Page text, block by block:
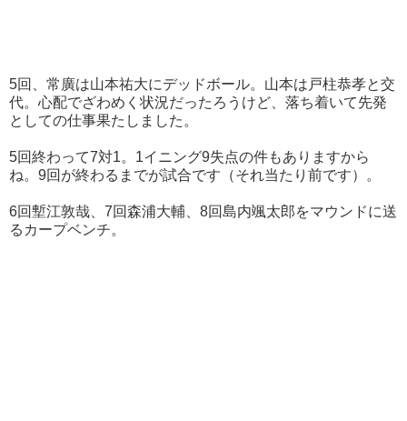
5回、常廣は山本祐大にデッドボール。山本は戸柱恭孝と交
代。心配でざわめく状況だったろうけど、落ち着いて先発
としての仕事果たしました。
5回終わって7対1。1イニング9失点の件もありますから
ね。9回が終わるまでが試合です（それ当たり前です）。
6回塹江敦哉、7回森浦大輔、8回島内颯太郎をマウンドに送
るカープベンチ。